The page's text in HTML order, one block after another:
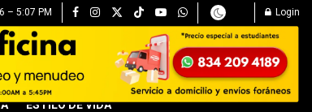
– 5:07 PM Login
ESTILO DE VIDA